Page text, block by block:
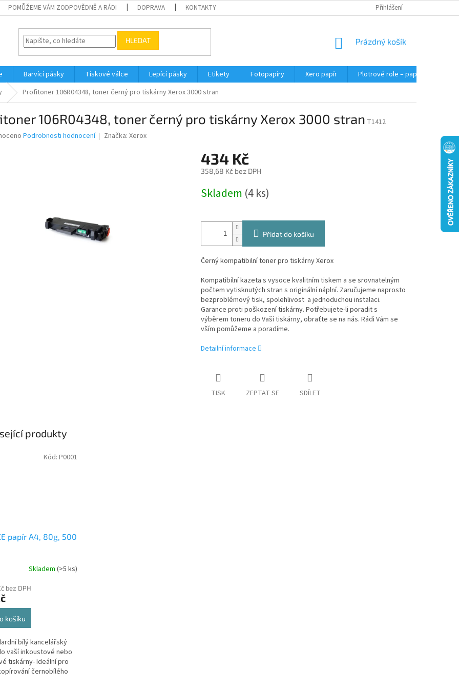
POMŮŽEME VÁM ZODPOVĚDNĚ A RÁDI DOPRAVA KONTAKTY Přihlášení
HLEDAT
NÁKUPNÍ
Prázdný košík
Barvící pásky Tiskové válce Lepící pásky Etikety Fotopapíry Xero papír
Plotrové role – papír do plotru
Profitoner 106R04348, toner černý pro tiskárny Xerox 3000 stran
106R04348, toner černý pro tiskárny Xerox 3000 stran T1412
Podrobnosti hodnocení Značka: Xerox
434 Kč
358,68 Kč bez DPH
cena:
Skladem (4 ks)
Přidat do košíku
Černý kompatibilní toner pro tiskárny Xerox
Kompatibilní kazeta s vysoce kvalitním tiskem a se srovnatelným
počtem vytisknutých stran s originální náplní. Zaručujeme naprosto
bezproblémový tisk, spolehlivost a jednoduchou instalaci.
Garance proti poškození tiskárny. Potřebujete-li poradit s
výběrem toneru do Vaší tiskárny, obraťte se na nás. Rádi Vám se
vším pomůžeme a poradíme.
Detailní informace
TISK ZEPTAT SE SDÍLET
produkty
papír A4, 80g, 500
Skladem (>5 ks)
bez DPH
košíku
bílý kancelářský
vaší inkoustové nebo
tiskárny- Ideální pro
černobílého
Kód: P0001